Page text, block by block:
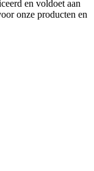
en voldoet aan
onze producten en